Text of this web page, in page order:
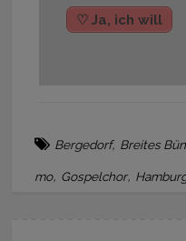
♡ Ja, ich will
Bergedorf, Breites
mo, Gospelchor,